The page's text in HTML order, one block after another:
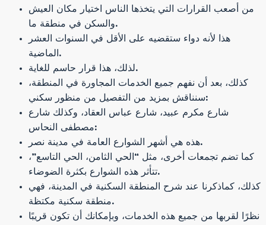
من أصعب القرارات التي يتخذها الناس اختيار مكان العيش
والسكن في منطقة ما.
هذا لأنه دواء ستقضيه على الأقل في السنوات العشر
الماضية.
لذلك، هذا قرار حاسم للغاية.
كذلك، بعد أن نفهم جميع الخدمات المجاورة في المنطقة،
سنناقش بمزيد من التفصيل من منظور سكني:
شارع مكرم عبيد، شارع عباس العقاد، وكذلك شارع
مصطفى النحاس:
هذه هي أشهر الشوارع العامة في مدينة نصر.
كما تضم ​​تجمعات أخرى، مثل “الحي الثامن، الحي التاسع”،
تتأثر هذه الشوارع بكثرة الضوضاء.
كذلك، كماذكرنا عند شرح المنطقة السكنية في المدينة، فهي
منطقة سكنية مكتظة.
نظرًا لقربها من جميع هذه الخدمات، وبإمكانك أن تكون قريبًا